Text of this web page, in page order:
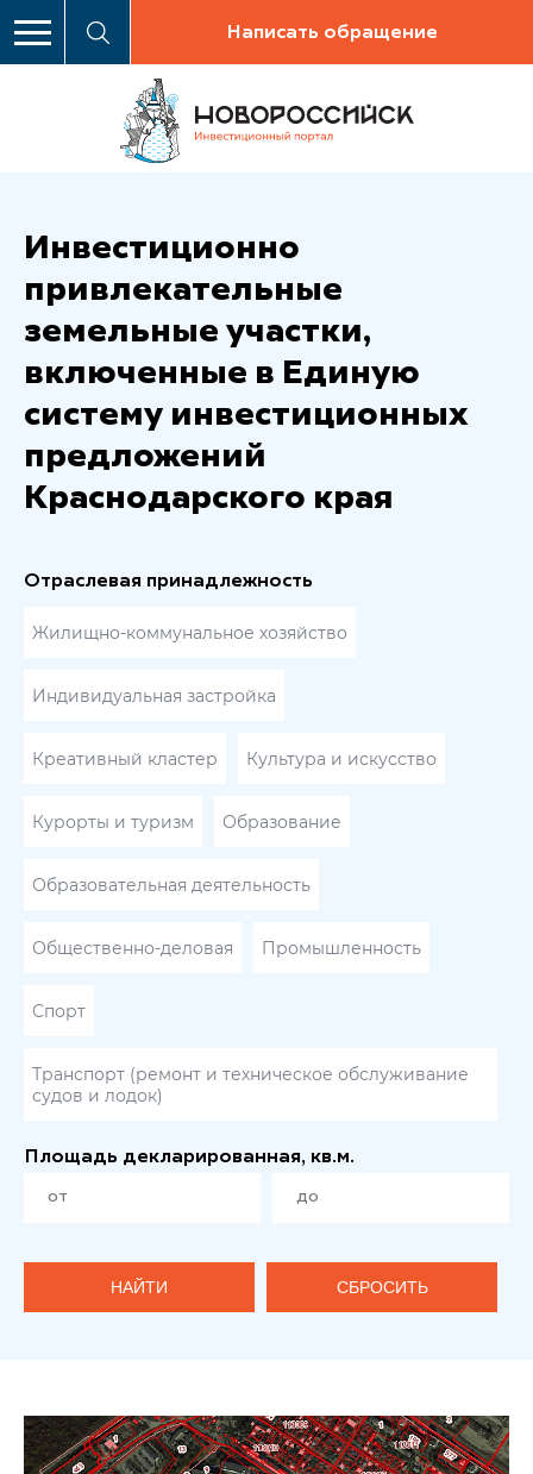
Написать обращение
Инвестиционно
привлекательные
земельные участки,
включенные в Единую
систему инвестиционных
предложений
Краснодарского края
Отраслевая принадлежность
Жилищно-коммунальное хозяйство
Индивидуальная застройка
Креативный кластер Культура и искусство
Курорты и туризм Образование
Образовательная деятельность
Общественно-деловая Промышленность
Спорт
Транспорт (ремонт и техническое обслуживание
судов и лодок)
Площадь декларированная, кв.м.
НАЙТИ СБРОСИТЬ